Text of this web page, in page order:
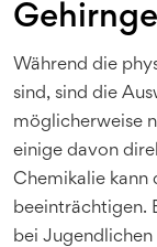
Während die
sind, sind die
möglicherweise
einige davon
Chemikalie kann
beeinträchtigen.
bei Jugendlichen